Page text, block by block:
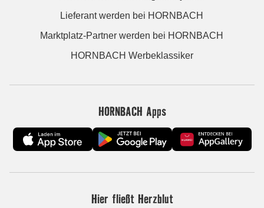
Lieferant werden bei HORNBACH
Marktplatz-Partner werden bei HORNBACH
HORNBACH Werbeklassiker
HORNBACH Apps
Hier fließt Herzblut